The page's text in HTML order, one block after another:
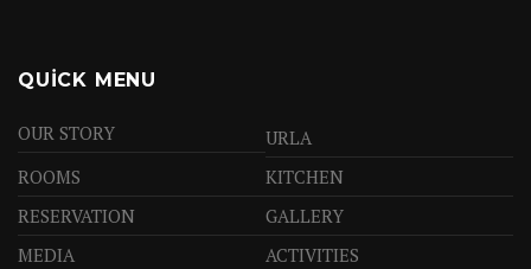
QUICK MENU
OUR STORY
URLA
ROOMS
KITCHEN
RESERVATION
GALLERY
MEDIA
ACTIVITIES